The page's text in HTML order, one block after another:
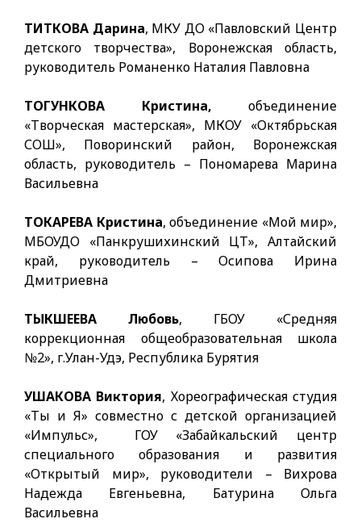
ТИТКОВА Дарина, МКУ ДО «Павловский Центр
детского творчества», Воронежская область,
руководитель Романенко Наталия Павловна
ТОГУНКОВА Кристина, объединение
«Творческая мастерская», МКОУ «Октябрьская
СОШ», Поворинский район, Воронежская
область, руководитель – Пономарева Марина
Васильевна
ТОКАРЕВА Кристина, объединение «Мой мир»,
МБОУДО «Панкрушихинский ЦТ», Алтайский
край, руководитель – Осипова Ирина
Дмитриевна
ТЫКШЕЕВА Любовь, ГБОУ «Средняя
коррекционная общеобразовательная школа
№2», г.Улан-Удэ, Республика Бурятия
УШАКОВА Виктория, Хореографическая студия
«Ты и Я» совместно с детской организацией
«Импульс», ГОУ «Забайкальский центр
специального образования и развития
«Открытый мир», руководители – Вихрова
Надежда Евгеньевна, Батурина Ольга
Васильевна